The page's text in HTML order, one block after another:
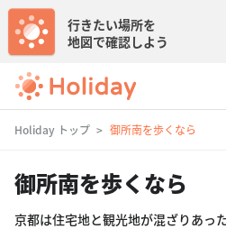
行きたい場所を
地図で確認しよう
Holiday トップ 御所南を歩くなら
御所南を歩くなら
京都は住宅地と観光地が混ざりあっ